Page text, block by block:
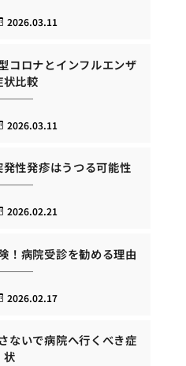
2026.03.11
コロナとインフルエンザ
状比較
2026.03.11
性発疹はうつる可能性
2026.02.21
！病院受診を勧める理由
2026.02.17
ないで病院へ行くべき症
状